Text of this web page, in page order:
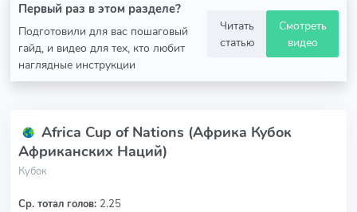
Первый раз в этом разделе?
Подготовили для вас пошаговый
гайд, и видео для тех, кто любит
наглядные инструкции
Читать
статью
Смотреть
видео
Africa Cup of Nations (Африка Кубок
Африканских Наций)
Кубок
Ср. тотал голов: 2.25